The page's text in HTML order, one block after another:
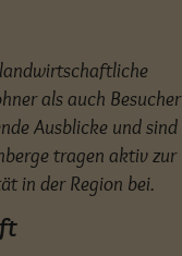
als auch Besucher
Ausblicke und sind
tragen aktiv zur
in der Region bei.